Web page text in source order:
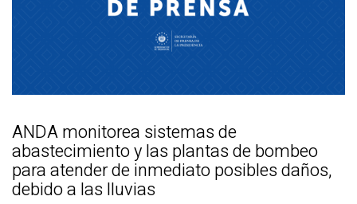
ANDA monitorea sistemas de
abastecimiento y las plantas de bombeo
para atender de inmediato posibles daños,
debido a las lluvias